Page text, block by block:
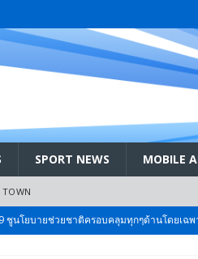
SPORT NEWS MOBILE
TOWN
นโยบายช่วยชาติครอบคลุมทุกๆด้านโดยเฉ